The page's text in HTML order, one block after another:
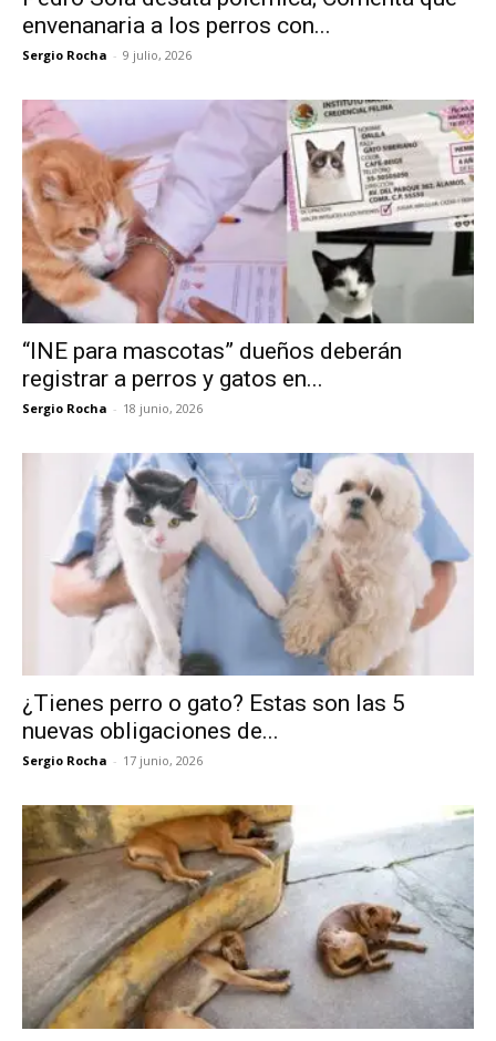
envenanaria a los perros con...
Sergio Rocha - 9 julio, 2026
“INE para mascotas” dueños deberán
registrar a perros y gatos en...
Sergio Rocha - 18 junio, 2026
¿Tienes perro o gato? Estas son las 5
nuevas obligaciones de...
Sergio Rocha - 17 junio, 2026